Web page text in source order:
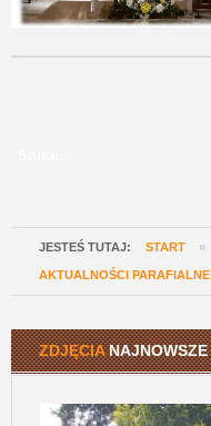
JESTEŚ TUTAJ: START »
AKTUALNOŚCI PARAFIALNE
ZDJĘCIANAJNOWSZE